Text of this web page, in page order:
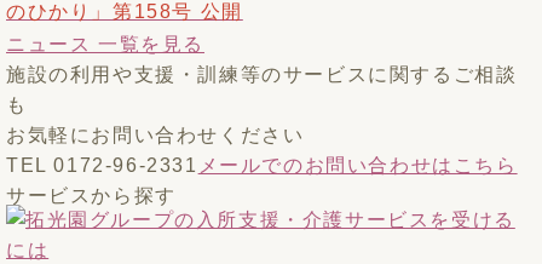
のひかり」第158号 公開
ニュース 一覧を見る
施設の利用や支援・訓練等のサービスに関するご相談
も
お気軽にお問い合わせください
TEL 0172-96-2331 メールでのお問い合わせはこちら
サービスから探す